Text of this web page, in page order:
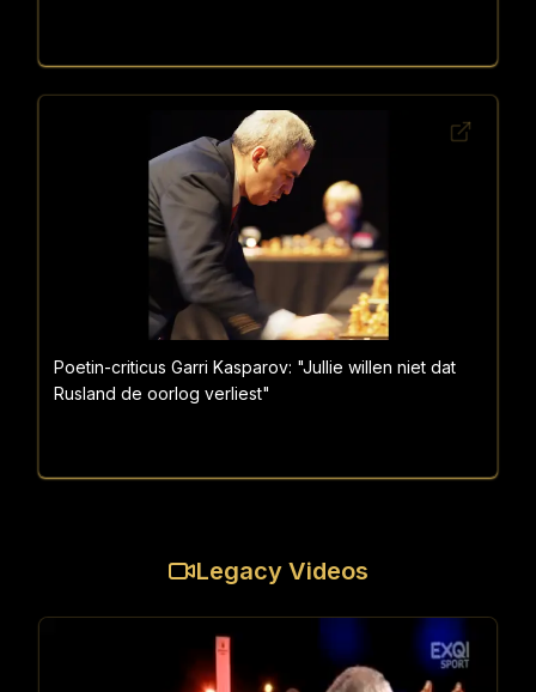
Poetin-criticus Garri Kasparov: "Jullie willen niet dat
Rusland de oorlog verliest"
Legacy Videos